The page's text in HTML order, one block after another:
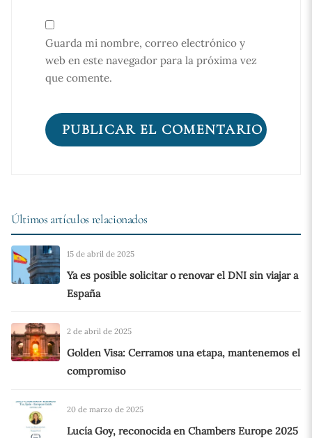
Guarda mi nombre, correo electrónico y
web en este navegador para la próxima vez
que comente.
Últimos artículos relacionados
15 de abril de 2025
Ya es posible solicitar o renovar el DNI sin viajar a
España
2 de abril de 2025
Golden Visa: Cerramos una etapa, mantenemos el
compromiso
20 de marzo de 2025
Lucía Goy, reconocida en Chambers Europe 2025